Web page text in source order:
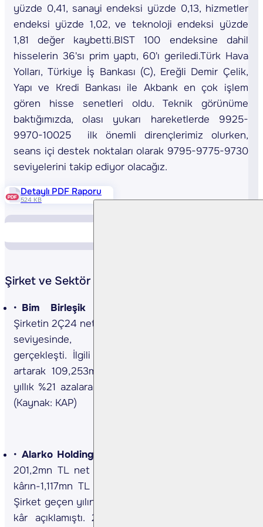
yüzde 0,41, sanayi endeksi yüzde 0,13, hizmetler
endeksi yüzde 1,02, ve teknoloji endeksi yüzde
1,81 değer kaybetti.BIST 100 endeksine dahil
hisselerin 36'sı prim yaptı, 60'ı geriledi.Türk Hava
Yolları, Türkiye İş Bankası (C), Ereğli Demir Çelik,
Yapı ve Kredi Bankası ile Akbank en çok işlem
gören hisse senetleri oldu. Teknik görünüme
baktığımızda, olası yukarı hareketlerde 9925-
9970-10025 ilk önemli dirençlerimiz olurken,
seans içi destek noktaları olarak 9795-9775-9730
seviyelerini takip ediyor olacağız.
Detaylı PDF Raporu
524 KB
Şirket ve Sektör Haberleri
Bim Birleşik Mağazalar 2Ç24 Sonuçları…
Şirketin 2Ç24 net kârı, yıllık %13 artışla 4,521mn TL
seviyesinde, beklentilere paralel olarak
gerçekleşti. İlgili dönemde net satışlar yıllık %8
artarak 109,253mn TL yükseldi. 2Ç24’te FAVÖK
yıllık %21 azalarak 3,657mn TL olarak gerçekleşti.
(Kaynak: KAP)
Alarko Holding 2Ç24 Sonuçları…
201,2mn TL net kâr açıkladı. Piyasa beklenti net
kârın-1,117mn TL seviyesinde olması yönündeydi.
Şirket geçen yılın aynı döneminde 2,916mn TL net
kâr açıklamıştı. 2Ç24’te net satışlar yıllık %23